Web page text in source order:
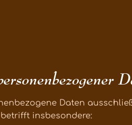
Daten
insbesondere: